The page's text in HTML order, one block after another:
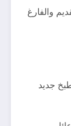
والفارغ
جديد